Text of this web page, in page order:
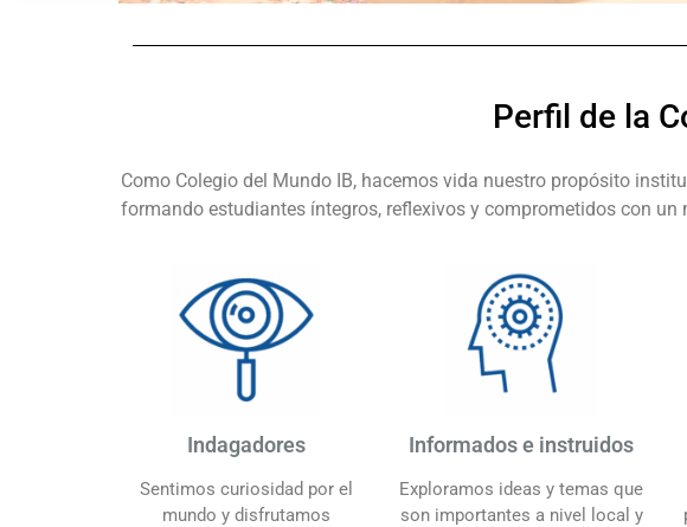
Perfil de la
Como Colegio del Mundo IB, hacemos vida nuestro propósito
formando estudiantes íntegros, reflexivos y comprometidos con
Indagadores
Sentimos curiosidad por el
mundo y disfrutamos
Informados e instruidos
Exploramos ideas y temas que
son importantes a nivel local y